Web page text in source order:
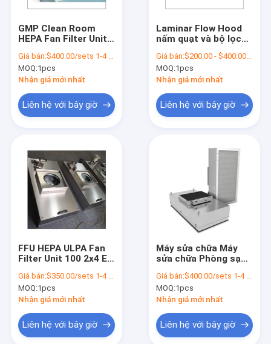
Sản phẩm
Video
Trình diễn VR
Kiểm soát chất lượng
Liên hệ với chúng tôi
GMP Clean Room
HEPA Fan Filter Unit
Powered Hepa Filter
1PHASE
Giá bán:$400.00/sets 1-4 sets
MOQ:1pcs
Nhận giá mới nhất
Liên hệ với bây giờ
Laminar Flow Hood
nấm quạt và bộ lọc
bộ lọc quạt
Giá bán:$200.00 - $400.00/sets
MOQ:1pcs
Nhận giá mới nhất
Liên hệ với bây giờ
FFU HEPA ULPA Fan
Filter Unit 100 2x4 EC
99,99% 0,3um
Giá bán:$350.00/sets 1-4 sets
MOQ:1pcs
Nhận giá mới nhất
Liên hệ với bây giờ
Máy sửa chữa Máy
sửa chữa Phòng sạch
Phòng sạch cho
ngành công nghiệp
thực phẩm
Giá bán:$400.00/sets 1-4 sets
MOQ:1pcs
Nhận giá mới nhất
Liên hệ với bây giờ